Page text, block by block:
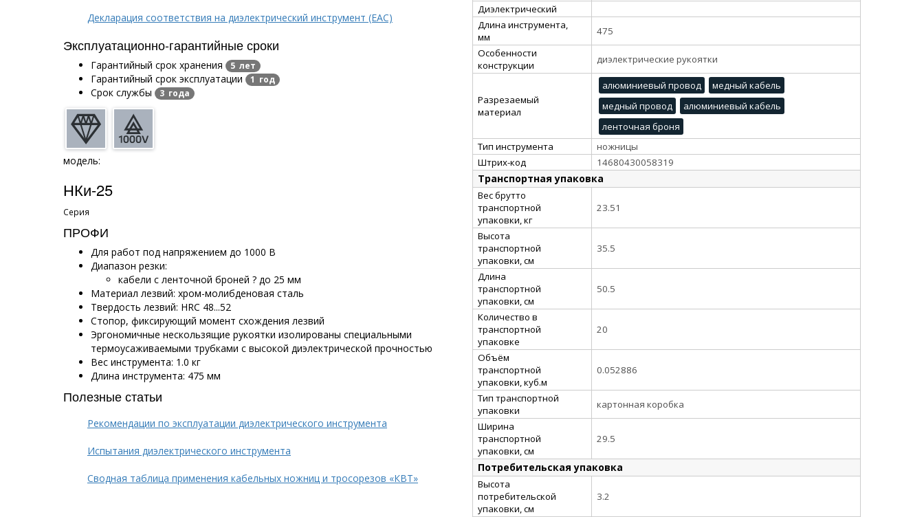
Декларация соответствия на диэлектрический инструмент (EAC)
Эксплуатационно-гарантийные сроки
Гарантийный срок хранения 5 лет
Гарантийный срок эксплуатации 1 год
Срок службы 3 года
модель:
НКи-25
Серия
ПРОФИ
Для работ под напряжением до 1000 В
Диапазон резки:
кабели с ленточной броней ? до 25 мм
Материал лезвий: хром-молибденовая сталь
Твердость лезвий: HRC 48...52
Стопор, фиксирующий момент схождения лезвий
Эргономичные нескользящие рукоятки изолированы специальными
термоусаживаемыми трубками с высокой диэлектрической прочностью
Вес инструмента: 1.0 кг
Длина инструмента: 475 мм
Полезные статьи
Рекомендации по эксплуатации диэлектрического инструмента
Испытания диэлектрического инструмента
Сводная таблица применения кабельных ножниц и тросорезов «КВТ»
Диэлектрический
Длина инструмента,
мм
475
Особенности
конструкции
диэлектрические рукоятки
Разрезаемый
материал
алюминиевый провод
медный кабель
медный провод
алюминиевый кабель
ленточная броня
Тип инструмента
ножницы
Штрих-код
14680430058319
Транспортная упаковка
Вес брутто
транспортной
упаковки, кг
23.51
Высота
транспортной
упаковки, см
35.5
Длина
транспортной
упаковки, см
50.5
Количество в
транспортной
упаковке
20
Объём
транспортной
упаковки, куб.м
0.052886
Тип транспортной
упаковки
картонная коробка
Ширина
транспортной
упаковки, см
29.5
Потребительская упаковка
Высота
потребительской
упаковки, см
3.2